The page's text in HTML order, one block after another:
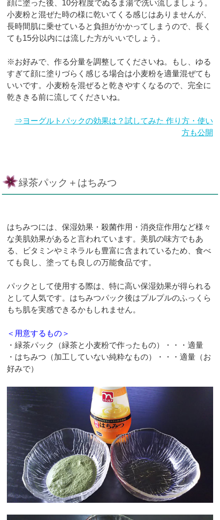
顔に塗った後、10分程度でぬるま湯で洗い流しましょう。
小麦粉と混ぜた時の様に乾いてくる感じはありませんが、
長時間肌に乗せていると負担がかかってしまうので、長く
ても15分以内には流した方がいいでしょう。
※お好みで、作る分量を調整してくださいね。もし、ゆる
すぎて顔に塗りづらく感じる場合は小麦粉を適量混ぜても
いいです。小麦粉を混ぜると乾きやすくなるので、完全に
乾ききる前に流してくださいね。
⇒ヨーグルトパックの効果は？試してみた 作り方・使い
方も公開
緑茶パック＋はちみつ
はちみつには、保湿効果・殺菌作用・消炎症作用など様々
な美肌効果があると言われています。美肌の味方でもあ
る、ビタミンやミネラルも豊富に含まれているため、食べ
ても良し、塗っても良しの万能食品です。
パックとして使用する際は、特に高い保湿効果が得られる
として人気です。はちみつパック後はプルプルのふっくら
もち肌を実感できるかもしれません。
＜用意するもの＞
・緑茶パック（緑茶と小麦粉で作ったもの）・・・適量
・はちみつ（加工していない純粋なもの）・・・適量（お
好みで）